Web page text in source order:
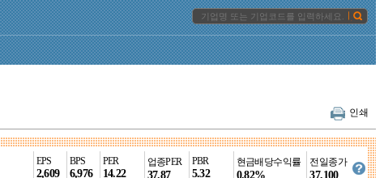
인쇄
EPS
2,609
BPS
6,976
PER
14.22
업종PER
37.87
PBR
5.32
현금배당수익률
0.82%
전일종가
37,100